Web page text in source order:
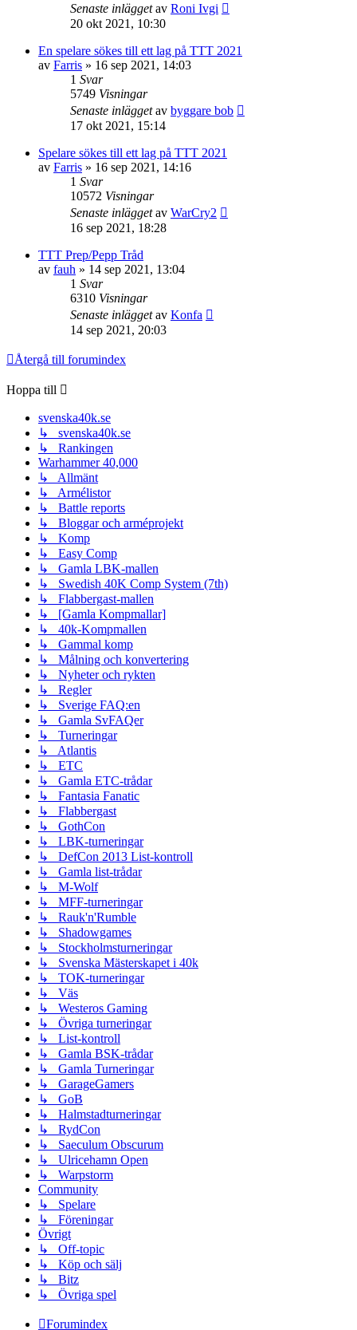
Senaste inläggetav Roni Ivgi
20 okt 2021, 10:30
En spelare sökes till ett lag på TTT 2021
av Farris » 16 sep 2021, 14:03
1 Svar
5749 Visningar
Senaste inläggetav byggare bob
17 okt 2021, 15:14
Spelare sökes till ett lag på TTT 2021
av Farris » 16 sep 2021, 14:16
1 Svar
10572 Visningar
Senaste inläggetav WarCry2
16 sep 2021, 18:28
TTT Prep/Pepp Tråd
av fauh » 14 sep 2021, 13:04
1 Svar
6310 Visningar
Senaste inläggetav Konfa
14 sep 2021, 20:03
Återgå till forumindex
Hoppa till
svenska40k.se
↳ svenska40k.se
↳ Rankingen
Warhammer 40,000
↳ Allmänt
↳ Armélistor
↳ Battle reports
↳ Bloggar och arméprojekt
↳ Komp
↳ Easy Comp
↳ Gamla LBK-mallen
↳ Swedish 40K Comp System (7th)
↳ Flabbergast-mallen
↳ [Gamla Kompmallar]
↳ 40k-Kompmallen
↳ Gammal komp
↳ Målning och konvertering
↳ Nyheter och rykten
↳ Regler
↳ Sverige FAQ:en
↳ Gamla SvFAQer
↳ Turneringar
↳ Atlantis
↳ ETC
↳ Gamla ETC-trådar
↳ Fantasia Fanatic
↳ Flabbergast
↳ GothCon
↳ LBK-turneringar
↳ DefCon 2013 List-kontroll
↳ Gamla list-trådar
↳ M-Wolf
↳ MFF-turneringar
↳ Rauk'n'Rumble
↳ Shadowgames
↳ Stockholmsturneringar
↳ Svenska Mästerskapet i 40k
↳ TOK-turneringar
↳ Väs
↳ Westeros Gaming
↳ Övriga turneringar
↳ List-kontroll
↳ Gamla BSK-trådar
↳ Gamla Turneringar
↳ GarageGamers
↳ GoB
↳ Halmstadturneringar
↳ RydCon
↳ Saeculum Obscurum
↳ Ulricehamn Open
↳ Warpstorm
Community
↳ Spelare
↳ Föreningar
Övrigt
↳ Off-topic
↳ Köp och sälj
↳ Bitz
↳ Övriga spel
Forumindex